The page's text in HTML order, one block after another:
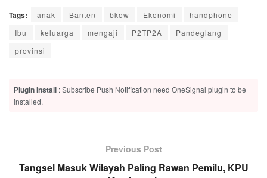
Tags: anak Banten bkow Ekonomi
handphone
Ibu
keluarga mengaji P2TP2A
Pandeglang
provinsi
Plugin Install : Subscribe Push Notification need OneSignal plugin to be
installed.
Previous Post
Tangsel Masuk Wilayah Paling Rawan Pemilu, KPU